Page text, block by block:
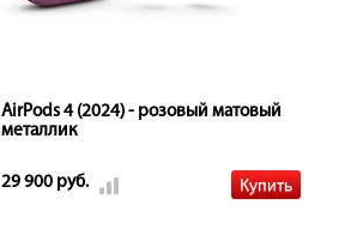
AirPods 4 (2024) - розовый матовый
металлик
29 900 руб.